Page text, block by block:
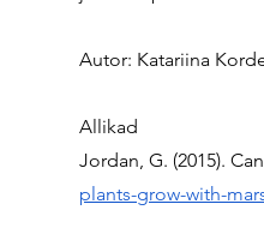
Autor: Katariina
Allikad
Jordan, G. (2015).
plants-grow-with-